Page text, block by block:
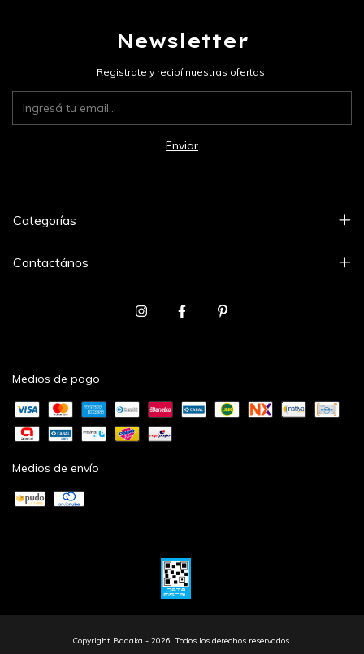
Newsletter
Registrate y recibí nuestras ofertas.
Categorías
Contactános
Medios de pago
Medios de envío
Copyright Badaka - 2026. Todos los derechos reservados.